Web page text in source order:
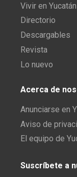
Vivir en Yucatán
Directorio
Descargables
Revista
Lo nuevo
Acerca de
Anunciarse en
Aviso de
El equipo de
Suscríbete a